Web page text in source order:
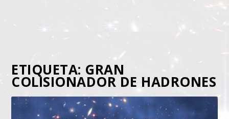
ETIQUETA: GRAN
COLISIONADOR DE HADRONES